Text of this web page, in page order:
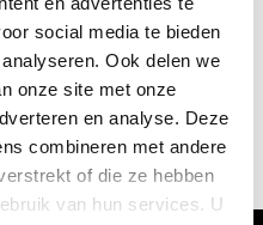
social media te bieden
Ook delen we
onze site met onze
en analyse. Deze
combineren met andere
of die ze hebben
van hun services. U
cursus voor
maakt de bijzondere
het landschap zichtbaar
of lezingen. Het doel van
en meer
hun leefomgeving.